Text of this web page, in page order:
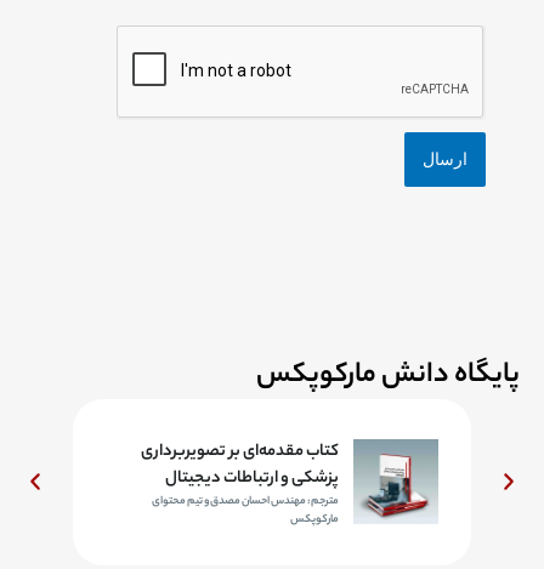
پایگاه دانش مارکوپکس
کتاب مقدمه‌ای بر تصویربرداری
پزشکی و ارتباطات دیجیتال
مترجم: مهندس احسان مصدق و تیم محتوای
مارکوپکس